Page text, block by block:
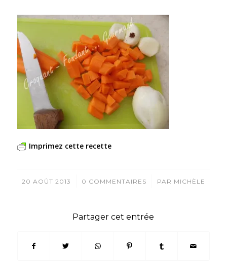
Imprimez cette recette
20 AOÛT 2013
/ 0 COMMENTAIRES
/ PAR MICHÈLE
Partager cet entrée